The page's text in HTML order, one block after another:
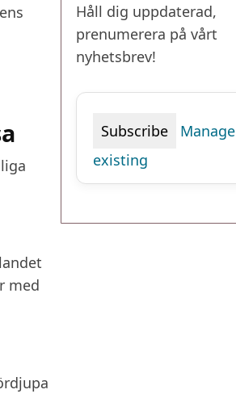
med
Håll dig uppdaterad,
prenumerera på vårt
nyhetsbrev!
Manage
existing